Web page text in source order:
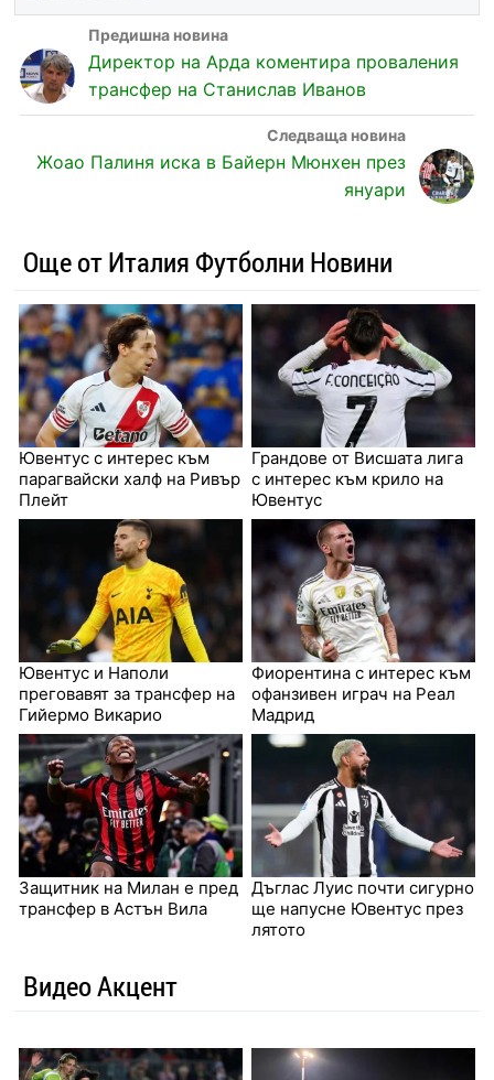
Директор на Арда коментира проваления
трансфер на Станислав Иванов
Жоао Палиня иска в Байерн Мюнхен през
януари
Още от Италия Футболни Новини
Ювентус с интерес към
парагвайски халф на Ривър
Плейт
Грандове от Висшата лига
с интерес към крило на
Ювентус
Ювентус и Наполи
преговавят за трансфер на
Гийермо Викарио
Фиорентина с интерес към
офанзивен играч на Реал
Мадрид
Защитник на Милан е пред
трансфер в Астън Вила
Дъглас Луис почти сигурно
ще напусне Ювентус през
лятото
Видео Акцент